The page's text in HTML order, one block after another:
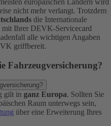
europäischen Ländern wird
nicht mehr verlangt. Trotzdem
die Internationale
mit Ihrer DEVK-Servicecard
alle wichtigen Angaben
griffbereit.
Fahrzeugversicherung?
gilt in ganz Europa. Sollten Sie
Raum unterwegs sein,
über eine Erweiterung Ihres